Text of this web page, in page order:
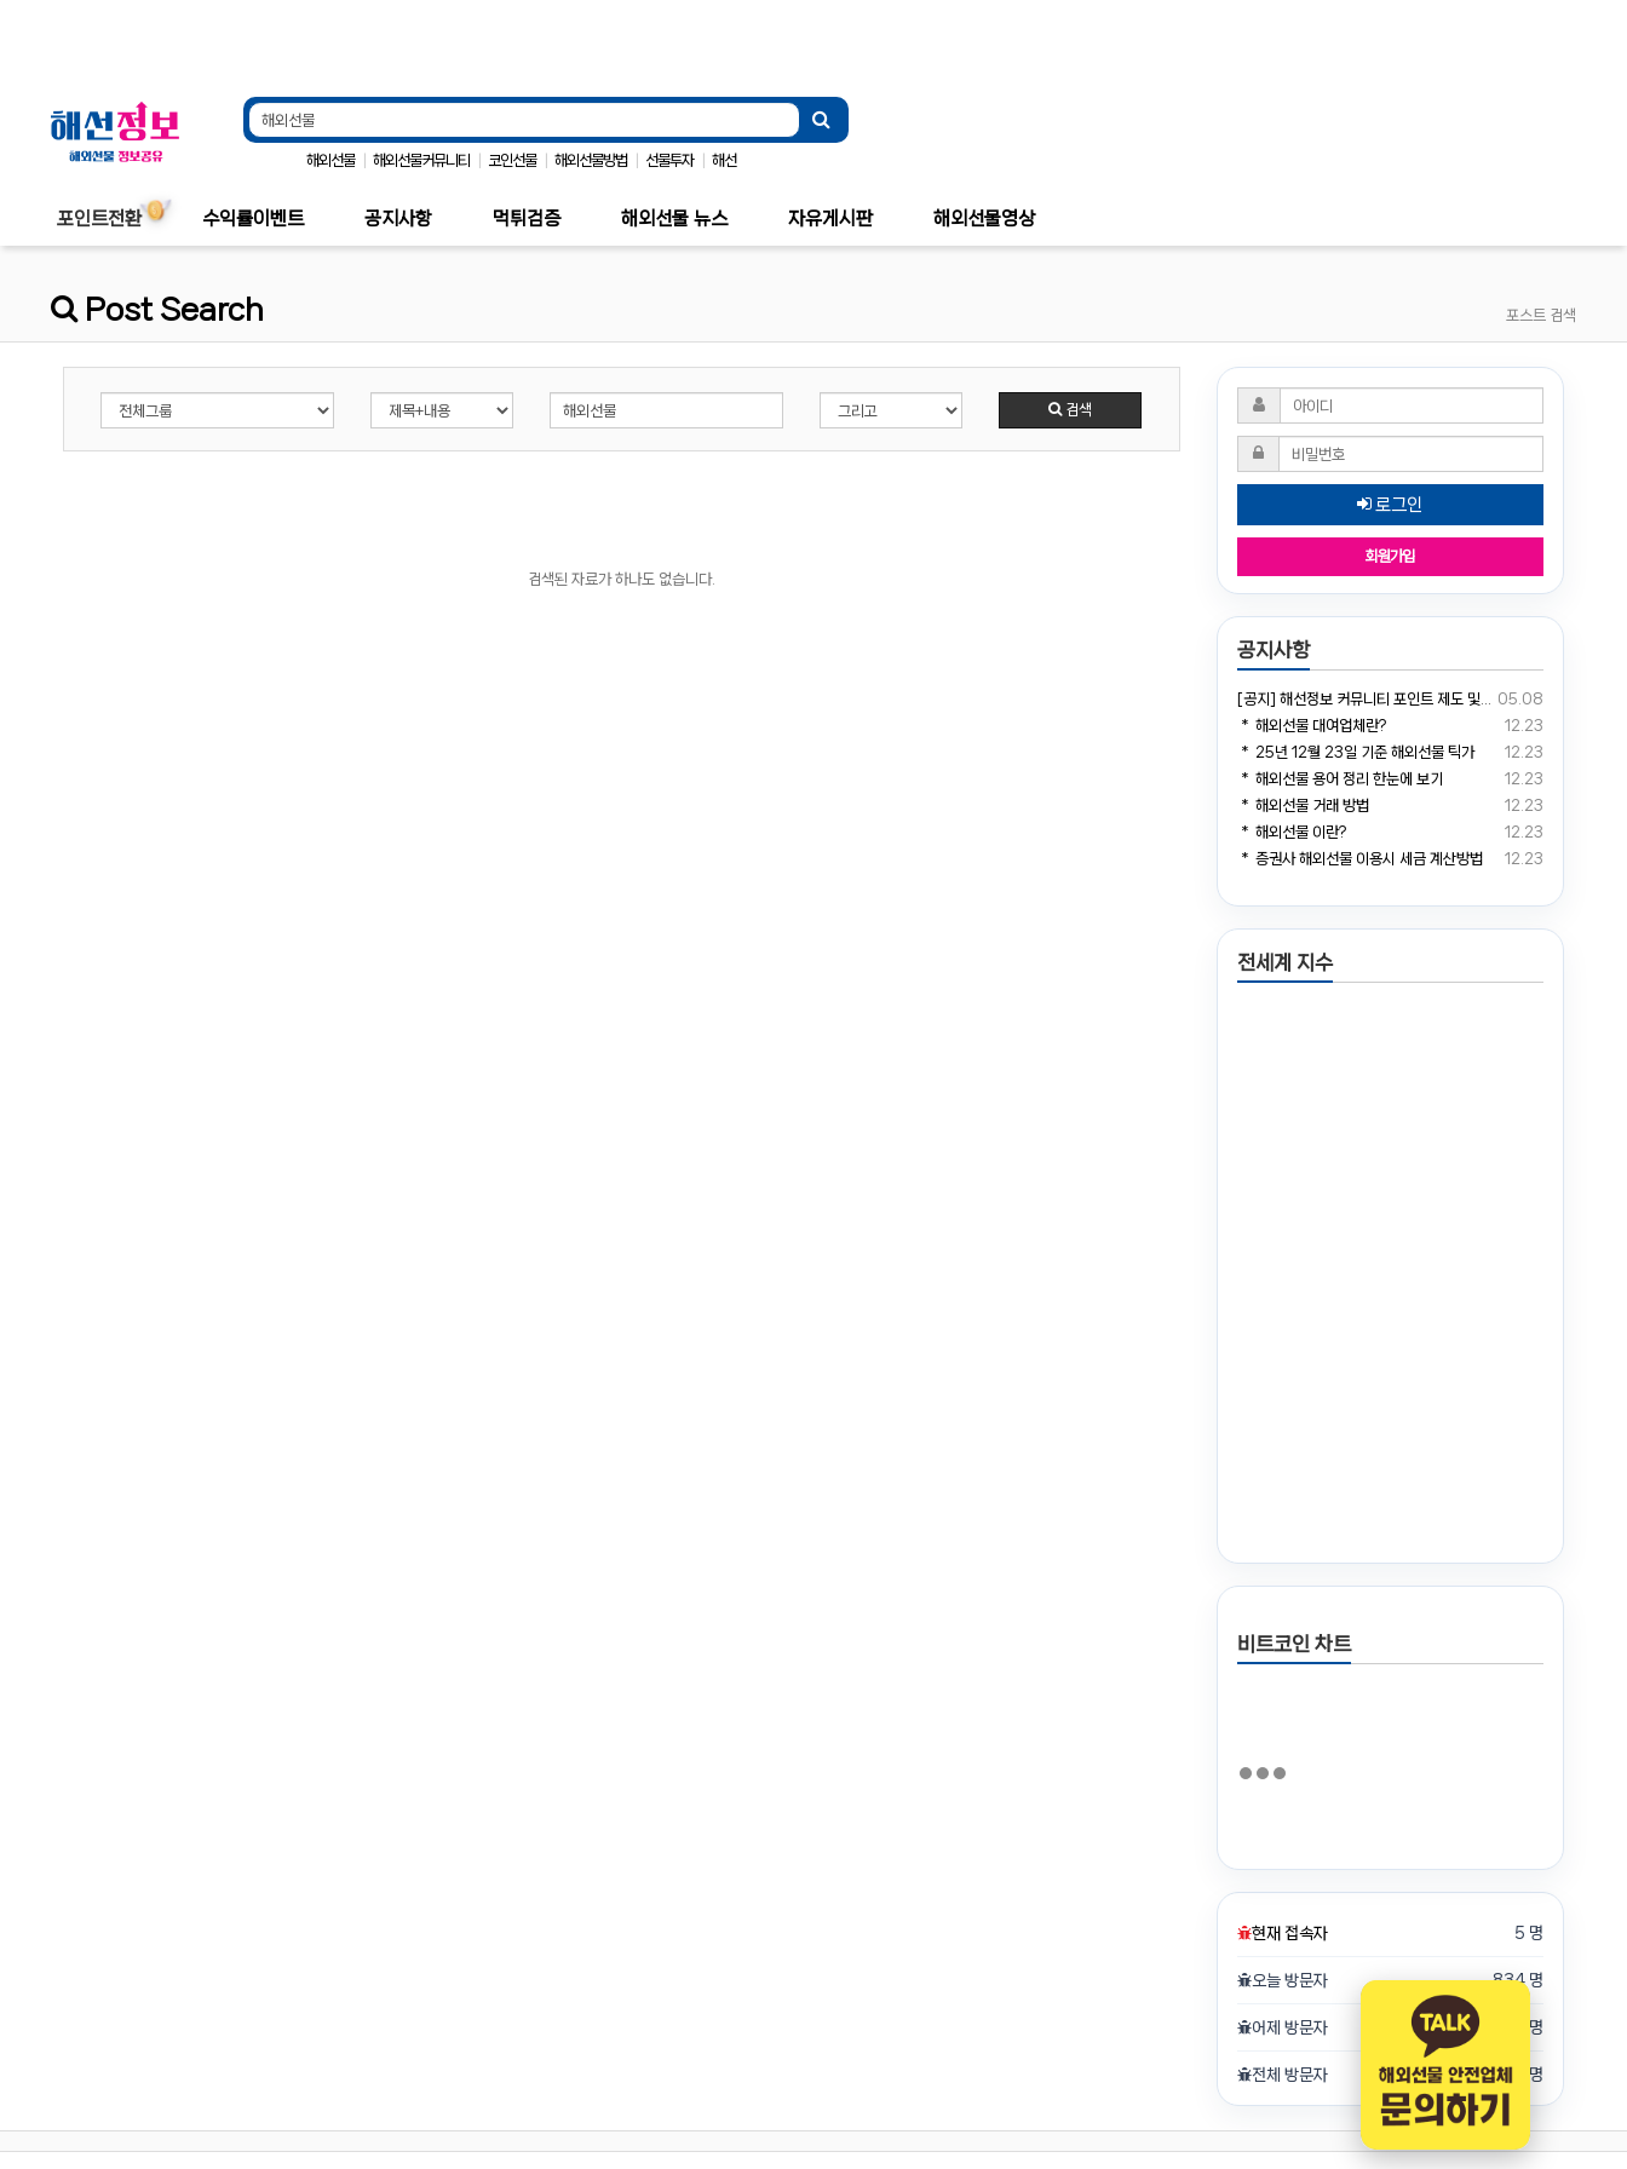
해외선물 해외선물커뮤니티 코인선물 해외선물방법 선물투자 해선
포인트전환 수익률이벤트 공지사항 먹튀검증 해외선물 뉴스 자유게시판 해외선물영상
Post Search 포스트 검색
검색
검색된 자료가 하나도 없습니다.
로그인
회원가입
공지사항
05.08
[공지] 해선정보 커뮤니티 포인트 제도 및 거래소 예치금 전환 안내
12.23
＊ 해외선물 대여업체란?
12.23
＊ 25년 12월 23일 기준 해외선물 틱가
12.23
＊ 해외선물 용어 정리 한눈에 보기
12.23
＊ 해외선물 거래 방법
12.23
＊ 해외선물 이란?
12.23
＊ 증권사 해외선물 이용시 세금 계산방법
전세계 지수
비트코인 차트
현재 접속자 5 명
오늘 방문자 834 명
어제 방문자 615 명
전체 방문자 709,215 명